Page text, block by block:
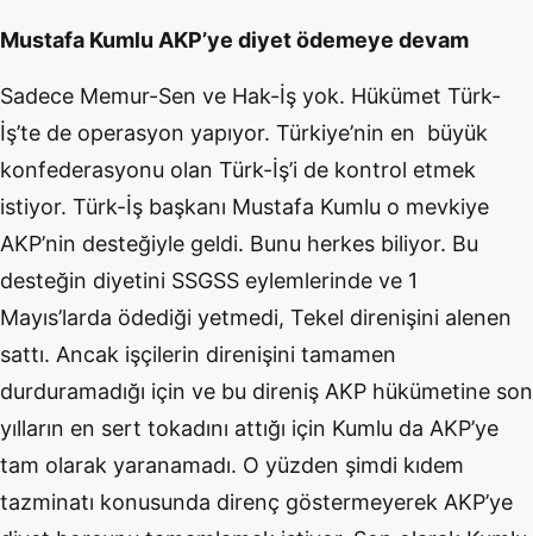
Mustafa Kumlu AKP’ye diyet ödemeye devam
Sadece Memur-Sen ve Hak-İş yok. Hükümet Türk-
İş’te de operasyon yapıyor. Türkiye’nin en büyük
konfederasyonu olan Türk-İş’i de kontrol etmek
istiyor. Türk-İş başkanı Mustafa Kumlu o mevkiye
AKP’nin desteğiyle geldi. Bunu herkes biliyor. Bu
desteğin diyetini SSGSS eylemlerinde ve 1
Mayıs’larda ödediği yetmedi, Tekel direnişini alenen
sattı. Ancak işçilerin direnişini tamamen
durduramadığı için ve bu direniş AKP hükümetine son
yılların en sert tokadını attığı için Kumlu da AKP’ye
tam olarak yaranamadı. O yüzden şimdi kıdem
tazminatı konusunda direnç göstermeyerek AKP’ye